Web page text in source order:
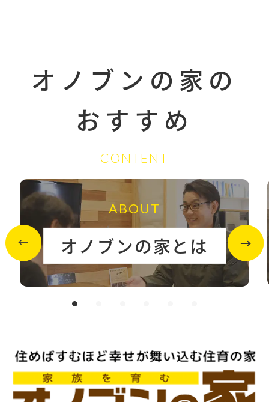
オノブンの家の
おすすめ
CONTENT
ABOUT
オノブンの家とは